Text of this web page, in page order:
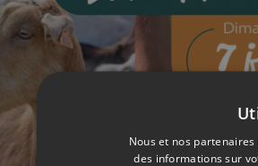
Nous et nos
des informations sur